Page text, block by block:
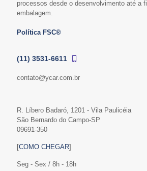
processos desde o desenvolvimento até a
embalagem.
Política FSC®
(11) 3531-6611
contato@ycar.com.br
R. Líbero Badaró, 1201 - Vila Paulicéia
São Bernardo do Campo-SP
09691-350
[COMO CHEGAR]
Seg - Sex / 8h - 18h